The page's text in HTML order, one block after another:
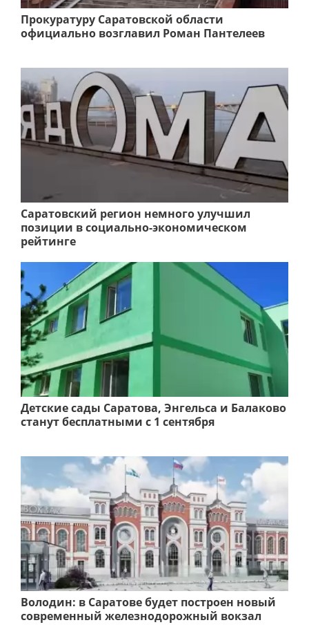
Прокуратуру Саратовской области
официально возглавил Роман Пантелеев
Саратовский регион немного улучшил
позиции в социально-экономическом
рейтинге
Детские сады Саратова, Энгельса и Балаково
станут бесплатными с 1 сентября
Володин: в Саратове будет построен новый
современный железнодорожный вокзал